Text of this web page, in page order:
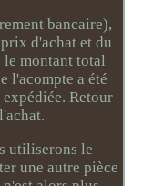
bancaire),
d'achat et du
le montant total
l'acompte a été
Retour
utiliserons le
une autre pièce